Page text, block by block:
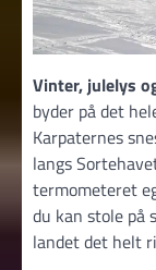
Vinter, julelys
byder på det
Karpaternes
langs
termometeret
du kan stole på
landet det helt